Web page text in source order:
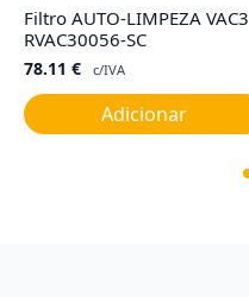
Filtro AUTO-LIMPEZA VAC3
RVAC30056-SC
78.11 € c/IVA
Adicionar